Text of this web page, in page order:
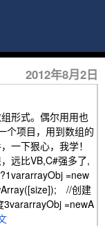
2012年8月2日
形式。偶尔用用也
个项目，用到数组的
一下狠心，我学！
远比VB,C#强多了,
=new
//创建
3vararrayObj =newA